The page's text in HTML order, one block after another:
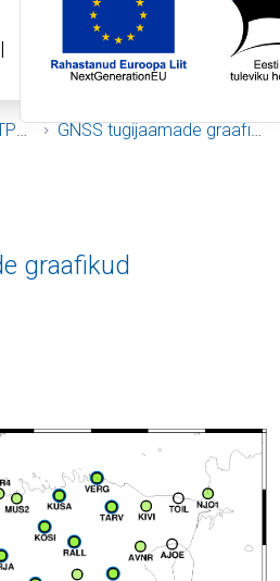
GNSS tugijaamade graafikud
graafikud